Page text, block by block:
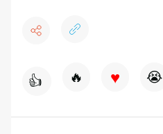
👍 🔥 ♥ 😭